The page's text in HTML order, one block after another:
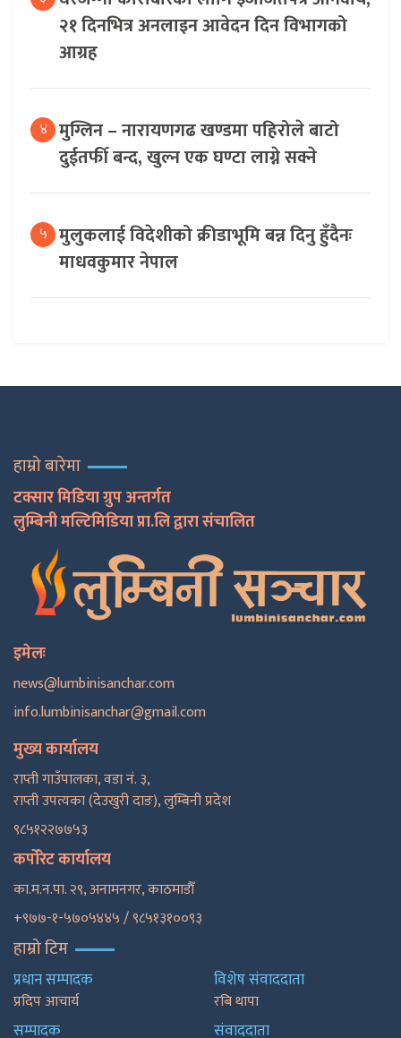
२१ दिनभित्र अनलाइन आवेदन दिन विभागको
आग्रह
४ मुग्लिन – नारायणगढ खण्डमा पहिरोले बाटो
दुईतर्फी बन्द, खुल्न एक घण्टा लाग्ने सक्ने
५ मुलुकलाई विदेशीको क्रीडाभूमि बन्न दिनु हुँदैनः
माधवकुमार नेपाल
हाम्रो बारेमा
टक्सार मिडिया ग्रुप अन्तर्गत
लुम्बिनी मल्टिमिडिया प्रा.लि द्वारा संचालित
इमेलः
news@lumbinisanchar.com
info.lumbinisanchar@gmail.com
मुख्य कार्यालय
राप्ती गाउँपालका, वडा नं. ३,
राप्ती उपत्यका (देउखुरी दाङ), लुम्बिनी प्रदेश
९८५१२२७७५३
कर्पोरेट कार्यालय
का.म.न.पा. २९, अनामनगर, काठमाडाैँ
+९७७-१-५७०५४४५ / ९८५१३१००९३
हाम्रो टिम
प्रधान सम्पादक
प्रदिप आचार्य
सम्पादक
विशेष संवाददाता
रबि थापा
संवाददाता